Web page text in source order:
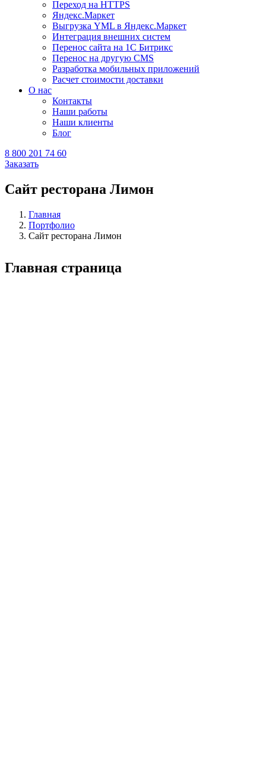
Переход на HTTPS
Яндекс.Маркет
Выгрузка YML в Яндекс.Маркет
Интеграция внешних систем
Перенос сайта на 1С Битрикс
Перенос на другую CMS​
Разработка мобильных приложений
Расчет стоимости доставки
О нас
Контакты
Наши работы
Наши клиенты
Блог
8 800 201 74 60
Заказать
Сайт ресторана Лимон
Главная
Портфолио
Сайт ресторана Лимон
Главная страница